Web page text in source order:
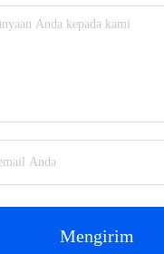
Mengirim